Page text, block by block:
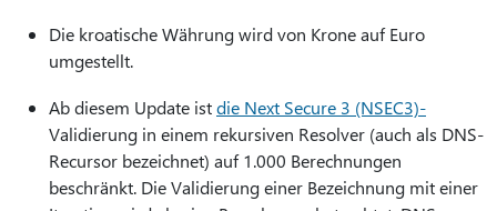
Die kroatische Währung wird von Krone auf Euro
umgestellt.
Ab diesem Update istdie Next Secure 3 (NSEC3)-
Validierung in einem rekursiven Resolver (auch als DNS-
Recursor bezeichnet) auf 1.000 Berechnungen
beschränkt. Die Validierung einer Bezeichnung mit einer